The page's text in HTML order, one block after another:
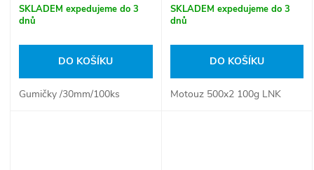
cena:
SKLADEM expedujeme do 3
dnů
DO KOŠÍKU
Gumičky /30mm/100ks
cena:
SKLADEM expedujeme do 3
dnů
DO KOŠÍKU
Motouz 500x2 100g LNK